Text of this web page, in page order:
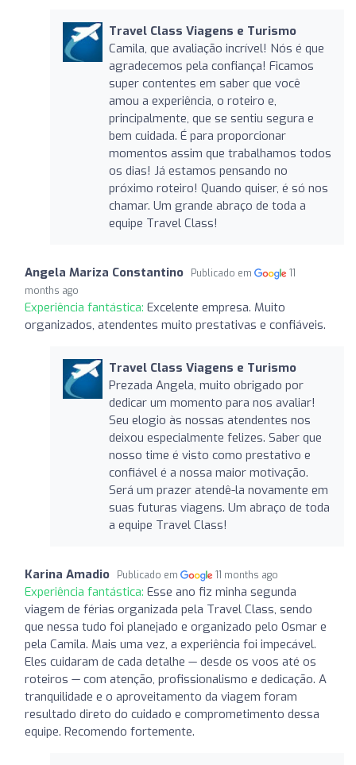
Travel Class Viagens e Turismo
Camila, que avaliação incrível! Nós é que
agradecemos pela confiança! Ficamos
super contentes em saber que você
amou a experiência, o roteiro e,
principalmente, que se sentiu segura e
bem cuidada. É para proporcionar
momentos assim que trabalhamos todos
os dias! Já estamos pensando no
próximo roteiro! Quando quiser, é só nos
chamar. Um grande abraço de toda a
equipe Travel Class!
Angela Mariza Constantino Publicado em
11
months ago
Experiência fantástica: Excelente empresa. Muito
organizados, atendentes muito prestativas e confiáveis.
Travel Class Viagens e Turismo
Prezada Angela, muito obrigado por
dedicar um momento para nos avaliar!
Seu elogio às nossas atendentes nos
deixou especialmente felizes. Saber que
nosso time é visto como prestativo e
confiável é a nossa maior motivação.
Será um prazer atendê-la novamente em
suas futuras viagens. Um abraço de toda
a equipe Travel Class!
Karina Amadio Publicado em 11 months ago
Experiência fantástica: Esse ano fiz minha segunda
viagem de férias organizada pela Travel Class, sendo
que nessa tudo foi planejado e organizado pelo Osmar e
pela Camila. Mais uma vez, a experiência foi impecável.
Eles cuidaram de cada detalhe — desde os voos até os
roteiros — com atenção, profissionalismo e dedicação. A
tranquilidade e o aproveitamento da viagem foram
resultado direto do cuidado e comprometimento dessa
equipe. Recomendo fortemente.